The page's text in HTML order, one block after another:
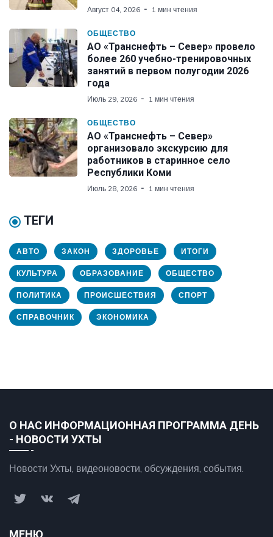
Август 04, 2026 1 мин чтения
ОБЩЕСТВО
АО «Транснефть – Север» провело
более 260 учебно-тренировочных
занятий в первом полугодии 2026
года
Июль 29, 2026 1 мин чтения
ОБЩЕСТВО
АО «Транснефть – Север»
организовало экскурсию для
работников в старинное село
Республики Коми
Июль 28, 2026 1 мин чтения
ТЕГИ
АВТО ЗАКОН ЗДОРОВЬЕ ИТОГИ
КУЛЬТУРА ОБРАЗОВАНИЕ ОБЩЕСТВО
ПОЛИТИКА ПРОИСШЕСТВИЯ СПОРТ
СПРАВОЧНИК ЭКОНОМИКА
О НАС ИНФОРМАЦИОННАЯ ПРОГРАММА ДЕНЬ
- НОВОСТИ УХТЫ
Новости Ухты, видеоновости, обсуждения, события.
МЕНЮ